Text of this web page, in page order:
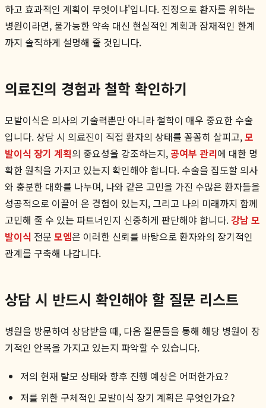
하고 효과적인 계획이 무엇이냐'입니다. 진정으로 환자를 위하는
병원이라면, 불가능한 약속 대신 현실적인 계획과 잠재적인 한계
까지 솔직하게 설명해 줄 것입니다.
의료진의 경험과 철학 확인하기
모발이식은 의사의 기술력뿐만 아니라 철학이 매우 중요한 수술
입니다. 상담 시 의료진이 직접 환자의 상태를 꼼꼼히 살피고,모
발이식 장기 계획의 중요성을 강조하는지, 공여부 관리에 대한 명
확한 원칙을 가지고 있는지 확인해야 합니다. 수술을 집도할 의사
와 충분한 대화를 나누며, 나와 같은 고민을 가진 수많은 환자들을
성공적으로 이끌어 온 경험이 있는지, 그리고 나의 미래까지 함께
고민해 줄 수 있는 파트너인지 신중하게 판단해야 합니다.강남 모
발이식 전문 모엠은 이러한 신뢰를 바탕으로 환자와의 장기적인
관계를 구축해 나갑니다.
상담 시 반드시 확인해야 할 질문 리스트
병원을 방문하여 상담받을 때, 다음 질문들을 통해 해당 병원이 장
기적인 안목을 가지고 있는지 파악할 수 있습니다.
저의 현재 탈모 상태와 향후 진행 예상은 어떠한가요?
저를 위한 구체적인 모발이식 장기 계획은 무엇인가요?